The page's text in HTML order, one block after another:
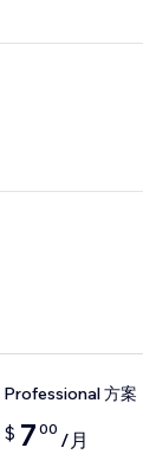
Professional 方案
$ 7 00 /月